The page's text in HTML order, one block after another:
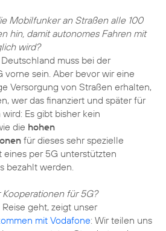
Mobilfunker an Straßen alle 100
hin, damit autonomes Fahren mit
wird?
muss bei der
sein. Aber bevor wir eine
Versorgung von Straßen erhalten,
wer das finanziert und später für
Es gibt bisher kein
die hohen
für dieses sehr spezielle
per 5G unterstützten
bezahlt werden.
für 5G?
Reise geht, zeigt unser
mit Vodafone: Wir teilen uns